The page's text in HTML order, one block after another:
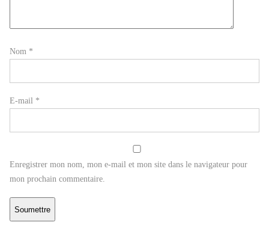
Nom *
E-mail *
Enregistrer mon nom, mon e-mail et mon site dans le navigateur pour
mon prochain commentaire.